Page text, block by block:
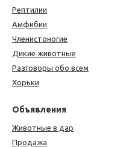
Рептилии
Амфибии
Членистоногие
Дикие животные
Разговоры обо всем
Хорьки
Объявления
Животные в дар
Продажа